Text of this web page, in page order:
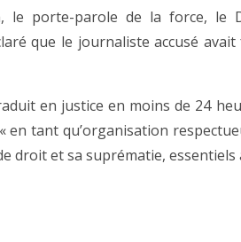
le porte-parole de la force, le
que le journaliste accusé
en justice en moins de 24
tant qu’organisation
droit et sa suprématie, essentiels